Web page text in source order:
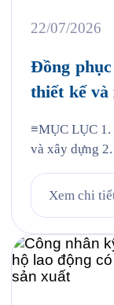
22/07/2026
Đồng phục
thiết kế và
≡MỤC LỤC
và xây dựng
chi tiết thêu
hiện cho
Xem chi